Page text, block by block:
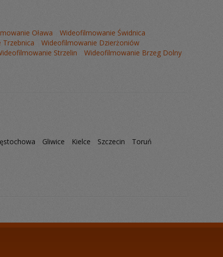
Oława
Wideofilmowanie Świdnica
Wideofilmowanie Dzierżoniów
Strzelin
Wideofilmowanie Brzeg Dolny
Gliwice Kielce Szczecin
Toruń